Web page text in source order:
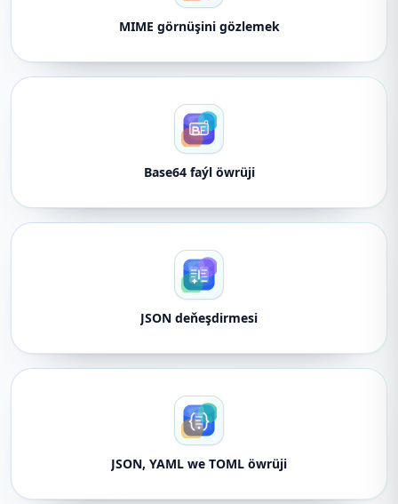
MIME görnüşini gözlemek
Base64 faýl öwrüji
JSON deňeşdirmesi
JSON, YAML we TOML öwrüji